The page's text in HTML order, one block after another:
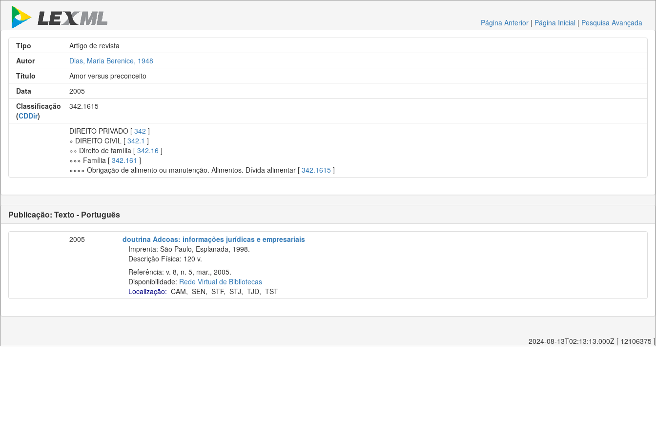
Página Anterior | Página Inicial | Pesquisa Avançada
Tipo
Artigo de revista
Autor
Dias, Maria Berenice, 1948
Título
Amor versus preconceito
Data
2005
Classificação
(CDDir)
342.1615
DIREITO PRIVADO [ 342 ]
» DIREITO CIVIL [ 342.1 ]
»» Direito de família [ 342.16 ]
»»» Família [ 342.161 ]
»»»» Obrigação de alimento ou manutenção. Alimentos. Dívida alimentar [ 342.1615 ]
Publicação: Texto - Português
2005
doutrina Adcoas: informações jurídicas e empresariais
Imprenta: São Paulo, Esplanada, 1998.
Descrição Física: 120 v.
Referência: v. 8, n. 5, mar., 2005.
Disponibilidade: Rede Virtual de Bibliotecas
Localização: CAM, SEN, STF, STJ, TJD, TST
2024-08-13T02:13:13.000Z [ 12106375 ]